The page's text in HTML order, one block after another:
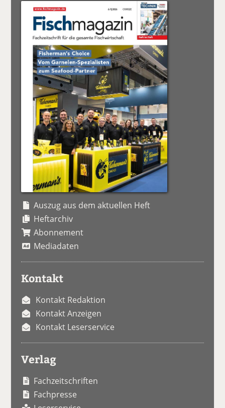
Auszug aus dem aktuellen Heft
Heftarchiv
Abonnement
Mediadaten
Kontakt
Kontakt Redaktion
Kontakt Anzeigen
Kontakt Leserservice
Verlag
Fachzeitschriften
Fachpresse